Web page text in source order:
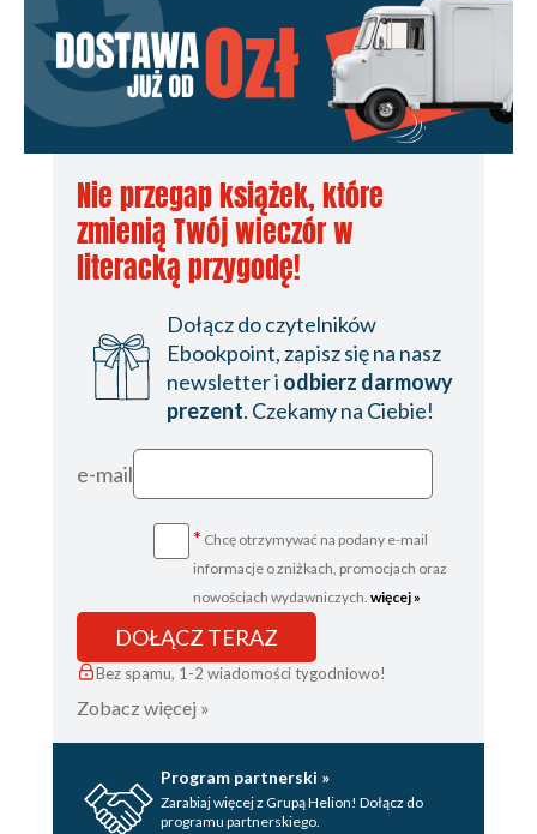
Nie przegap książek, które
zmienią Twój wieczór w
literacką przygodę!
Dołącz do czytelników
Ebookpoint, zapisz się na nasz
newsletter i odbierz darmowy
prezent. Czekamy na Ciebie!
e-mail
* Chcę otrzymywać na podany e-mail
informacje o zniżkach, promocjach oraz
nowościach wydawniczych. więcej »
DOŁĄCZ TERAZ
Bez spamu, 1-2 wiadomości tygodniowo!
Zobacz więcej »
Program partnerski »
Zarabiaj więcej z Grupą Helion! Dołącz do
programu partnerskiego.